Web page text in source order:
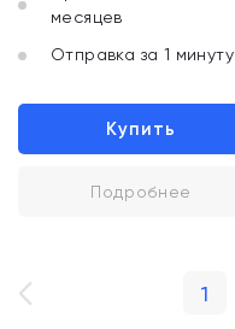
месяцев
Отправка за 1 минуту
Купить
Подробнее
1